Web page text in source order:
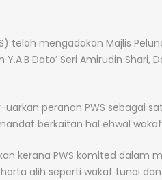
telah mengadakan Majlis
Dato’ Seri Amirudin Shari,
peranan PWS sebagai
berkaitan hal ehwal wakaf
kerana PWS komited dalam
alih seperti wakaf tunai